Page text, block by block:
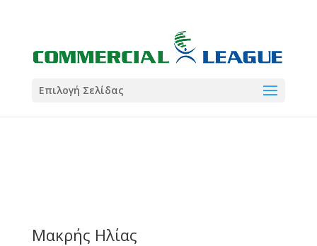
Coral
Σωματείο ΣΟΛ
Coral
5
Επιλογή Σελίδας
Μακρής Ηλίας